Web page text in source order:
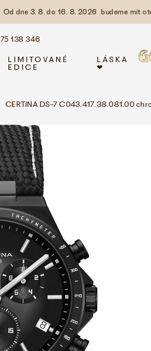
Od dne 3. 8. do 16. 8. 2026 budeme mít
138 346
LIMITOVANÉ
EDICE
LÁSKA
❤
CERTINA DS-7 C043.417.38.081.00